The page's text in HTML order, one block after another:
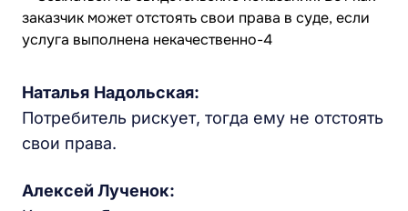
Наталья Надольская:
Потребитель рискует, тогда ему не отстоять
свои права.
Алексей Лученок: